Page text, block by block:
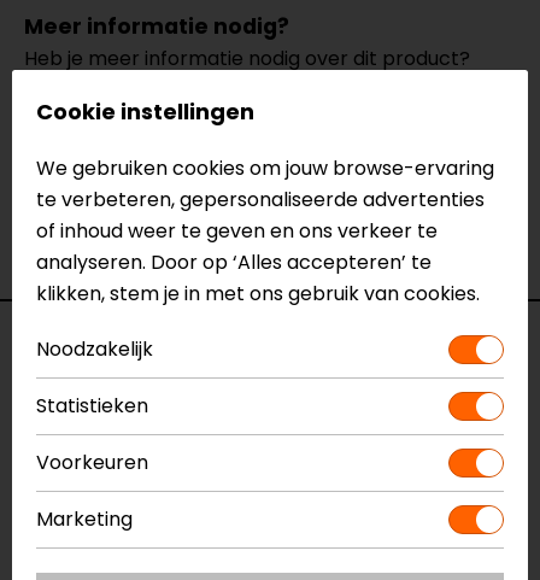
Meer informatie nodig?
Heb je meer informatie nodig over dit product?
vanonze winkelsin Breda, Capelle aan den IJssel,
het product bekijken & passen en staan onze
verkoopmedewerkers voor je klaar met advies.
Bekijk onze andere textiele motorjassen.
Specificaties
Naam
Model
154293
Merk
Kleur
Zwart
Certificeringsklasse
Cookie instellingen
We gebruiken cookies om jouw browse-ervaring
te verbeteren, gepersonaliseerde advertenties
of inhoud weer te geven en ons verkeer te
analyseren. Door op ‘Alles accepteren’ te
klikken, stem je in met ons gebruik van cookies.
Noodzakelijk
Statistieken
Voorkeuren
Marketing